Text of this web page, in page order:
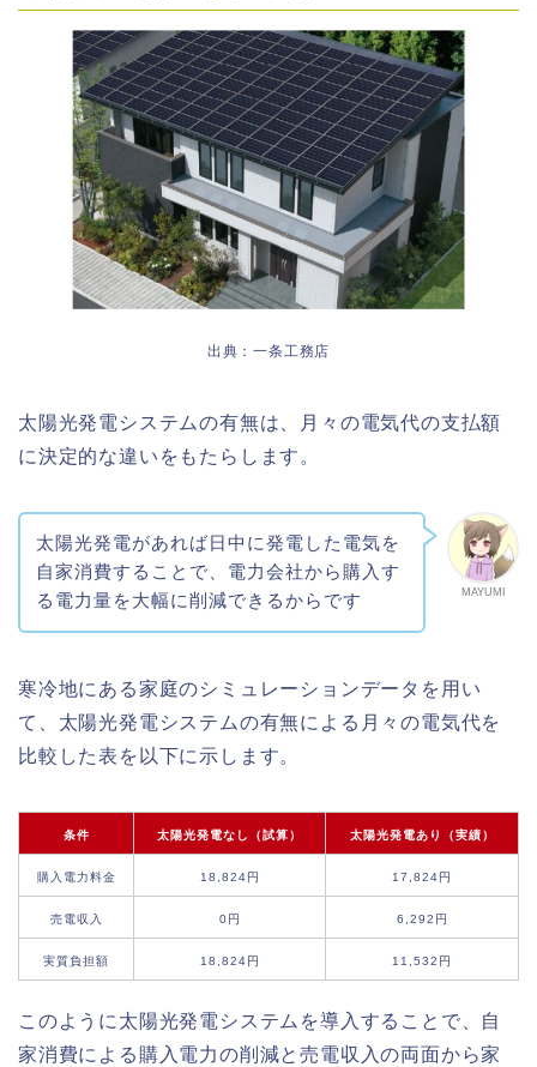
出典：一条工務店
太陽光発電システムの有無は、月々の電気代の支払額
に決定的な違いをもたらします。
MAYUMI
太陽光発電があれば日中に発電した電気を
自家消費することで、電力会社から購入す
る電力量を大幅に削減できるからです
寒冷地にある家庭のシミュレーションデータを用い
て、太陽光発電システムの有無による月々の電気代を
比較した表を以下に示します。
条件 太陽光発電なし（試算） 太陽光発電あり（実績）
購入電力料金 18,824円 17,824円
売電収入 0円 6,292円
実質負担額 18,824円 11,532円
このように太陽光発電システムを導入することで、自
家消費による購入電力の削減と売電収入の両面から家